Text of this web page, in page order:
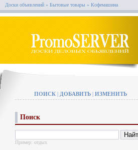
Доски объявлений » Бытовые товары » Кофемашина
ПОИСК| ДОБАВИТЬ| ИЗМЕНИТЬ
Поиск
Пример: отдых